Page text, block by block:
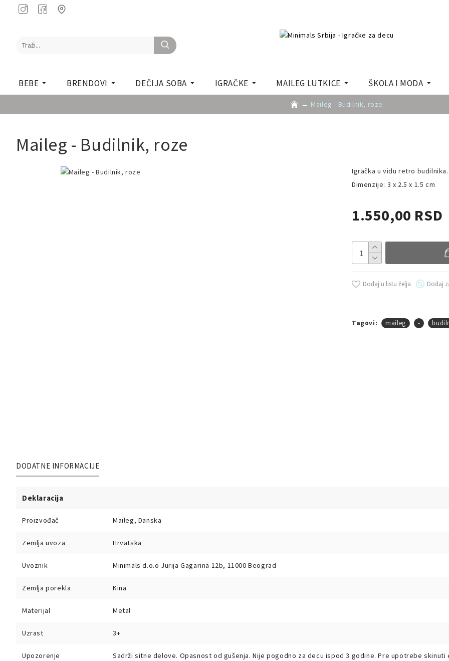
BEBE BRENDOVI DEČIJA SOBA IGRAČKE MAILEG LUTKICE ŠKOLA I MODA
Maileg - Budilnik, roze
Maileg - Budilnik, roze
Igračka u vidu retro budilnika.
Dimenzije: 3 x 2.5 x 1.5 cm
1.550,00 RSD
Dodaj u listu želja Dodaj
Tagovi: maileg -
DODATNE INFORMACIJE
Deklaracija
Proizvođač Maileg, Danska
Zemlja uvoza Hrvatska
Uvoznik Minimals d.o.o Jurija Gagarina 12b, 11000 Beograd
Zemlja porekla Kina
Materijal Metal
Uzrast 3+
Upozorenje Sadrži sitne delove. Opasnost od gušenja. Nije pogodno za decu ispod 3 godine. Pre upotrebe skinuti